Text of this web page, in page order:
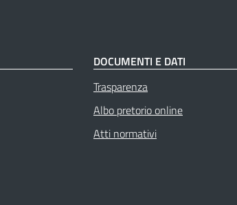
DOCUMENTI E DATI
Trasparenza
Albo pretorio online
Atti normativi